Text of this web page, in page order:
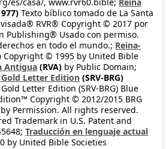
Texto bíblico tomado de La Santa
RVR® Copyright © 2017 por
Publishing® Usado con permiso.
en todo el mundo.; Reina-
Copyright © 1995 by United Bible
Antigua (RVA) by Public Domain;
Gold Letter Edition (SRV-BRG)
Letter Edition (SRV-BRG) Blue
Copyright © 2012/2015 BRG
Permission. All rights reserved.
Trademark in U.S. Patent and
Traducción en lenguaje actual
by United Bible Societies